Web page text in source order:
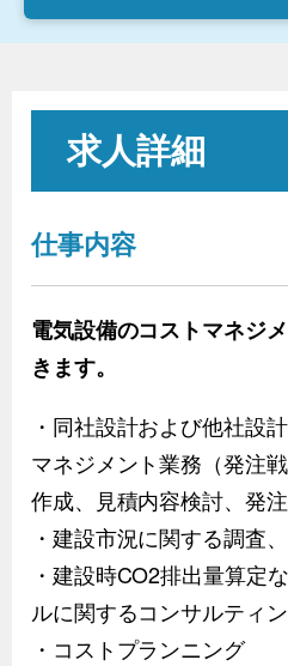
求人詳細
仕事内容
電気設備のコストマネジ
きます。
・同社設計および他社設
マネジメント業務（発注
作成、見積内容検討、発
・建設市況に関する調査
・建設時CO2排出量算定
ルに関するコンサルティ
・コストプランニング